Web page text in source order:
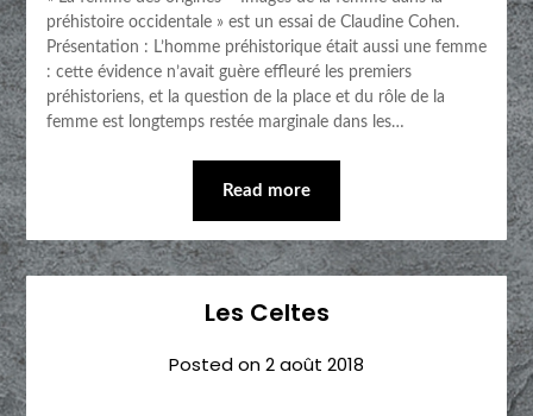
préhistoire occidentale » est un essai de Claudine Cohen.
Présentation : L’homme préhistorique était aussi une femme
: cette évidence n’avait guère effleuré les premiers
préhistoriens, et la question de la place et du rôle de la
femme est longtemps restée marginale dans les…
Read more
Les Celtes
Posted on2 août 2018